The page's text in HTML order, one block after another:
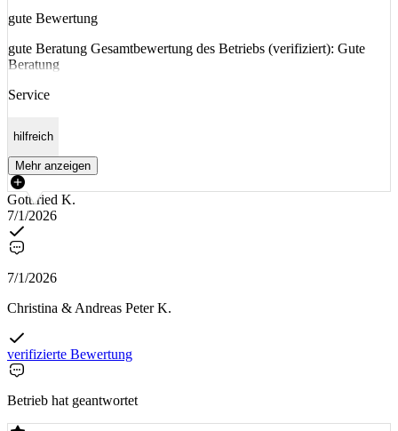
gute Bewertung
gute Beratung Gesamtbewertung des Betriebs (verifiziert): Gute
Beratung
Service
hilfreich
Mehr anzeigen
Gottfried K.
7/1/2026
7/1/2026
Christina & Andreas Peter K.
verifizierte Bewertung
Betrieb hat geantwortet